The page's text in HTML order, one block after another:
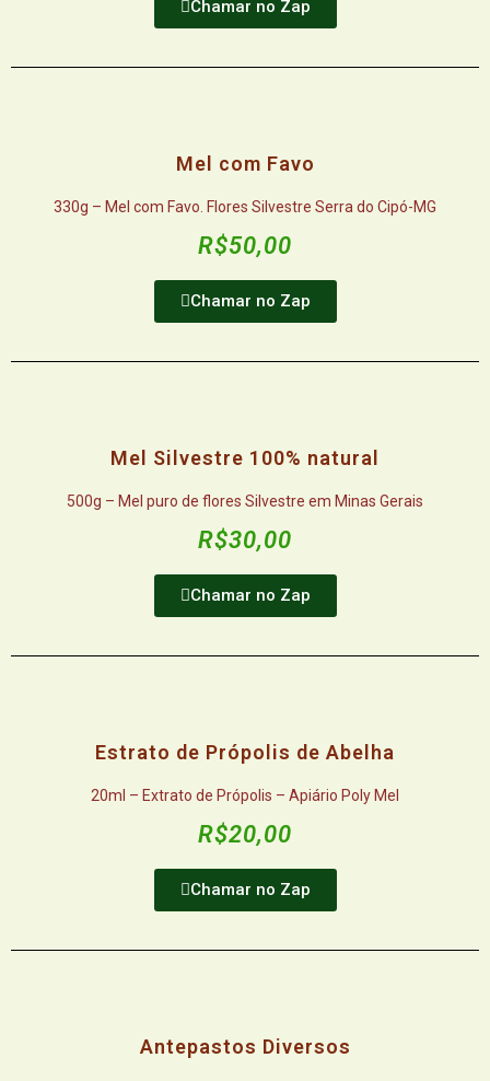
Chamar no Zap
Mel com Favo
330g – Mel com Favo. Flores Silvestre Serra do Cipó-MG
R$50,00
Chamar no Zap
Mel Silvestre 100% natural
500g – Mel puro de flores Silvestre em Minas Gerais
R$30,00
Chamar no Zap
Estrato de Própolis de Abelha
20ml – Extrato de Própolis – Apiário Poly Mel
R$20,00
Chamar no Zap
Antepastos Diversos